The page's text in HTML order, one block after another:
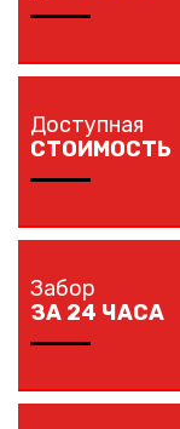
Мы
объект в вашем
собственным
Доступная
СТОИМОСТЬ
решений по
Забор
ЗА 24 ЧАСА